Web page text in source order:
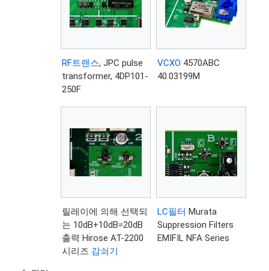
RF트랜스, JPC pulse
transformer, 4DP101-
250F
VCXO 4570ABC
40.03199M
릴레이에 의해 선택되
는 10dB+10dB=20dB
출력 Hirose AT-2200
시리즈 감쇠기
LC필터 Murata
Suppression Filters
EMIFIL NFA Series